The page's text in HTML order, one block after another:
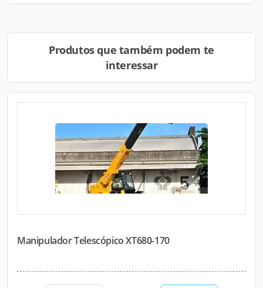
Produtos que também podem te
interessar
Manipulador Telescópico XT680-170